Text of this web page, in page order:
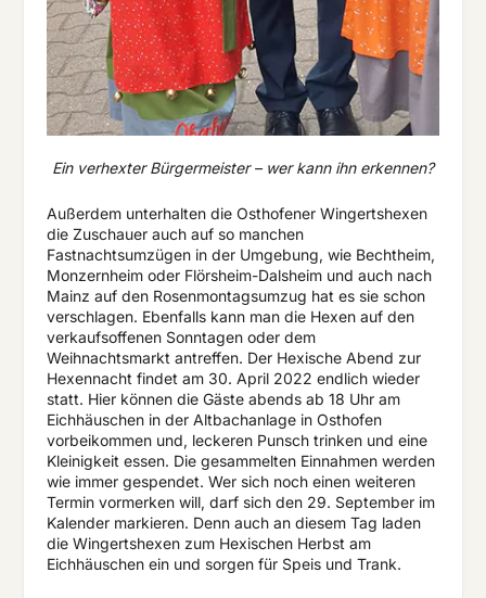
Ein verhexter Bürgermeister – wer kann ihn erkennen?
Außerdem unterhalten die Osthofener Wingertshexen
die Zuschauer auch auf so manchen
Fastnachtsumzügen in der Umgebung, wie Bechtheim,
Monzernheim oder Flörsheim-Dalsheim und auch nach
Mainz auf den Rosenmontagsumzug hat es sie schon
verschlagen. Ebenfalls kann man die Hexen auf den
verkaufsoffenen Sonntagen oder dem
Weihnachtsmarkt antreffen. Der Hexische Abend zur
Hexennacht findet am 30. April 2022 endlich wieder
statt. Hier können die Gäste abends ab 18 Uhr am
Eichhäuschen in der Altbachanlage in Osthofen
vorbeikommen und, leckeren Punsch trinken und eine
Kleinigkeit essen. Die gesammelten Einnahmen werden
wie immer gespendet. Wer sich noch einen weiteren
Termin vormerken will, darf sich den 29. September im
Kalender markieren. Denn auch an diesem Tag laden
die Wingertshexen zum Hexischen Herbst am
Eichhäuschen ein und sorgen für Speis und Trank.